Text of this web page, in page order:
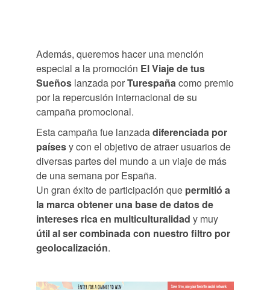
Además, queremos hacer una mención
especial a la promoción El Viaje de tus
Sueñoslanzada porTurespaña como premio
por la repercusión internacional de su
campaña promocional.
Esta campaña fue lanzadadiferenciada por
paísesy con el objetivo de atraer usuarios de
diversas partes del mundo a un viaje de más
de una semana por España.
Un gran éxito de participación que permitió a
la marca obtener una base de datos de
intereses rica en multiculturalidad y muy
útil al ser combinada con nuestro filtro por
geolocalización.